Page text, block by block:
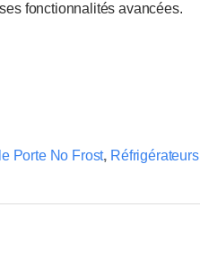
fonctionnalités avancées.
Porte No Frost, Réfrigérateurs